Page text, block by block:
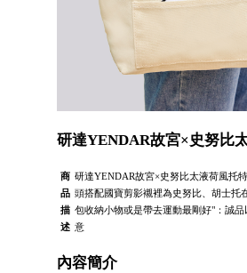
研達YENDAR故宮×史努比
商
品
描
述
研達YENDAR故宮×史努比太液荷風托
頭搭配國寶剪影襯裡為史努比、胡士托
包收納小物或是帶去運動最剛好"：誠品
意
內容簡介